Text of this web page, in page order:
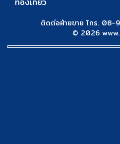
ติดต่อฝ่ายขาย โทร.
© 2026